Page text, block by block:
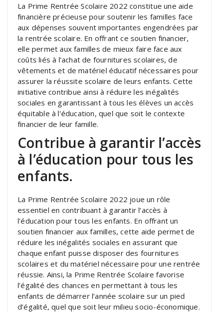
La Prime Rentrée Scolaire 2022 constitue une aide
financière précieuse pour soutenir les familles face
aux dépenses souvent importantes engendrées par
la rentrée scolaire. En offrant ce soutien financier,
elle permet aux familles de mieux faire face aux
coûts liés à l’achat de fournitures scolaires, de
vêtements et de matériel éducatif nécessaires pour
assurer la réussite scolaire de leurs enfants. Cette
initiative contribue ainsi à réduire les inégalités
sociales en garantissant à tous les élèves un accès
équitable à l’éducation, quel que soit le contexte
financier de leur famille.
Contribue à garantir l’accès
à l’éducation pour tous les
enfants.
La Prime Rentrée Scolaire 2022 joue un rôle
essentiel en contribuant à garantir l’accès à
l’éducation pour tous les enfants. En offrant un
soutien financier aux familles, cette aide permet de
réduire les inégalités sociales en assurant que
chaque enfant puisse disposer des fournitures
scolaires et du matériel nécessaire pour une rentrée
réussie. Ainsi, la Prime Rentrée Scolaire favorise
l’égalité des chances en permettant à tous les
enfants de démarrer l’année scolaire sur un pied
d’égalité, quel que soit leur milieu socio-économique.